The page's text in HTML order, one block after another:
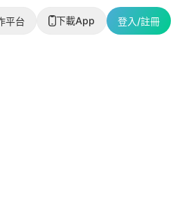
平台 下載App 登入/註冊